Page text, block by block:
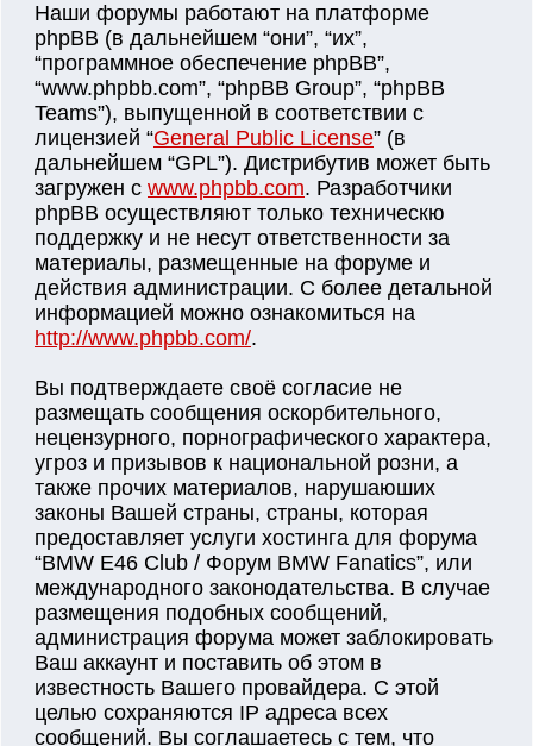
Наши форумы работают на платформе
phpBB (в дальнейшем “они”, “их”,
“программное обеспечение phpBB”,
“www.phpbb.com”, “phpBB Group”, “phpBB
Teams”), выпущенной в соответствии с
лицензией “General Public License” (в
дальнейшем “GPL”). Дистрибутив может быть
загружен с www.phpbb.com. Разработчики
phpBB осуществляют только техническю
поддержку и не несут ответственности за
материалы, размещенные на форуме и
действия администрации. С более детальной
информацией можно ознакомиться на
http://www.phpbb.com/.
Вы подтверждаете своё согласие не
размещать сообщения оскорбительного,
нецензурного, порнографического характера,
угроз и призывов к национальной розни, а
также прочих материалов, нарушаюших
законы Вашей страны, страны, которая
предоставляет услуги хостинга для форума
“BMW E46 Club / Форум BMW Fanatics”, или
международного законодательства. В случае
размещения подобных сообщений,
администрация форума может заблокировать
Ваш аккаунт и поставить об этом в
известность Вашего провайдера. С этой
целью сохраняются IP адреса всех
сообщений. Вы соглашаетесь с тем, что